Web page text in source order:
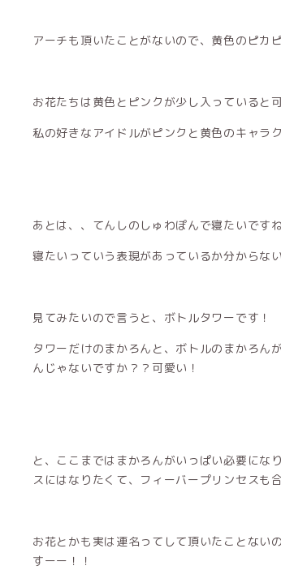
アーチも頂いたことがないので、黄色のピカ
お花たちは黄色とピンクが少し入っていると
私の好きなアイドルがピンクと黄色のキャラ
あとは、、てんしのしゅわぽんで寝たいです
寝たいっていう表現があっているか分からな
見てみたいので言うと、ボトルタワーです！
タワーだけのまかろんと、ボトルのまかろん
んじゃないですか？？可愛い！
と、ここまではまかろんがいっぱい必要にな
スにはなりたくて、フィーバープリンセスも
お花とかも実は連名ってして頂いたことない
すーー！！